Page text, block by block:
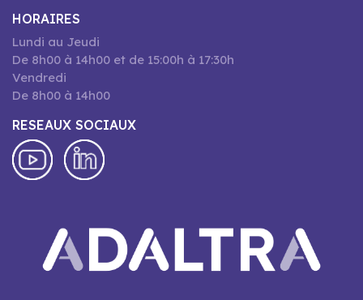
HORAIRES
Lundi au Jeudi
De 8h00 à 14h00 et de 15:00h à 17:30h
Vendredi
De 8h00 à 14h00
RESEAUX SOCIAUX